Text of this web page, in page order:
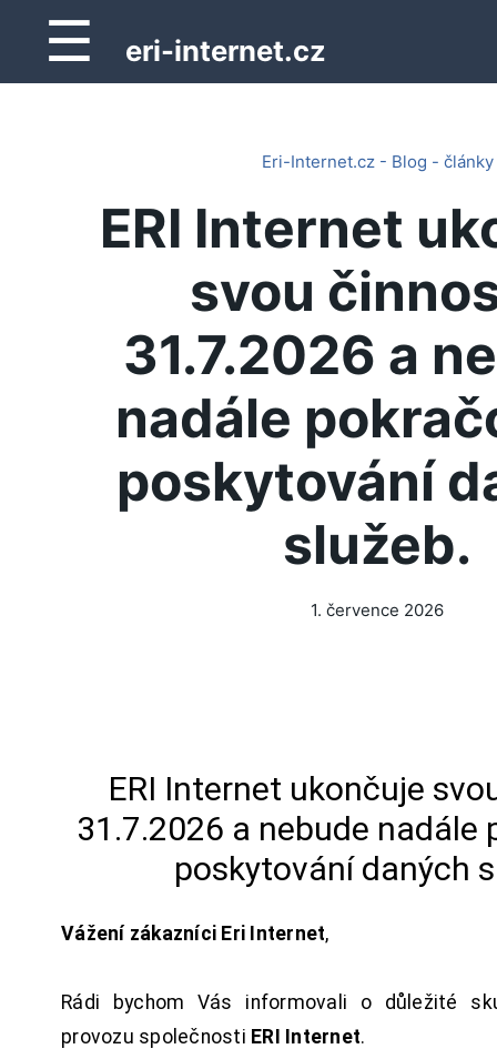
☰ eri-internet.cz
Eri-Internet.cz - Blog - články
ERI Internet
svou
31.7.2026 a
nadále
poskytování
služeb.
1. července 2026
ERI Internet ukončuje
31.7.2026 a nebude nadále
poskytování daných
Vážení zákazníci Eri Internet,
Rádi bychom Vás informovali o důležité
provozu společnosti ERI Internet.